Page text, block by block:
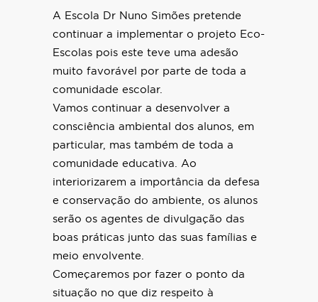
A Escola Dr Nuno Simões pretende
continuar a implementar o projeto Eco-
Escolas pois este teve uma adesão
muito favorável por parte de toda a
comunidade escolar.
Vamos continuar a desenvolver a
consciência ambiental dos alunos, em
particular, mas também de toda a
comunidade educativa. Ao
interiorizarem a importância da defesa
e conservação do ambiente, os alunos
serão os agentes de divulgação das
boas práticas junto das suas famílias e
meio envolvente.
Começaremos por fazer o ponto da
situação no que diz respeito à